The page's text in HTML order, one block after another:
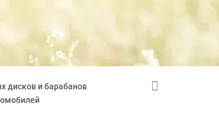
дисков и барабанов